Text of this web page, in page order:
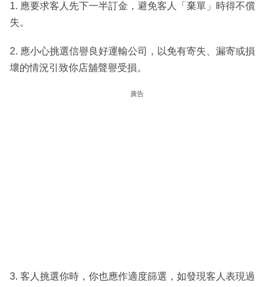
1. 應要求客人先下一半訂金，避免客人「棄單」時得不償
失。
2. 應小心挑選信譽良好運輸公司，以免有寄失、漏寄或損
壞的情況引致你店舖聲譽受損。
廣告
3. 客人挑選你時，你也應作適度篩選，如發現客人表現過